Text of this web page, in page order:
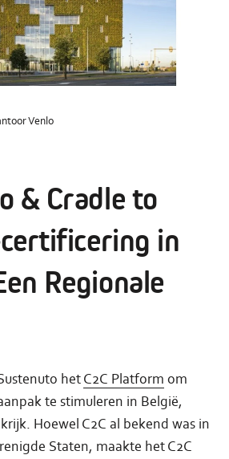
Venlo
& Cradle to
in
Regionale
hetC2C Platform om
te stimuleren in België,
Hoewel C2C al bekend was in
Staten, maakte het C2C